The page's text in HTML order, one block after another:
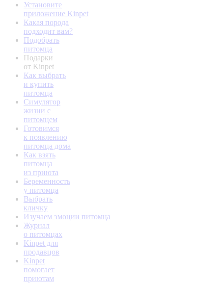
Установите
приложение Kinpet
Какая порода
подходит вам?
Подобрать
питомца
Подарки
от Kinpet
Как выбрать
и купить
питомца
Симулятор
жизни с
питомцем
Готовимся
к появлению
питомца дома
Как взять
питомца
из приюта
Беременность
у питомца
Выбрать
кличку
Изучаем эмоции питомца
Журнал
о питомцах
Kinpet для
продавцов
Kinpet
помогает
приютам